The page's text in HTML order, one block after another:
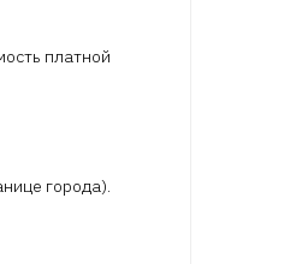
платной
города).